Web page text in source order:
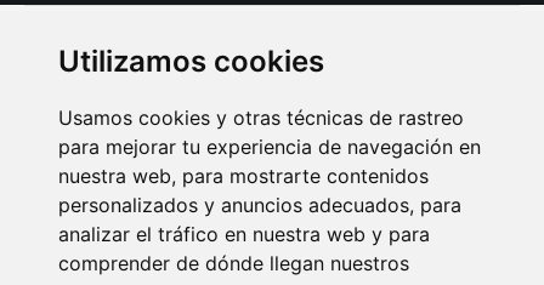
Utilizamos cookies
Usamos cookies y otras técnicas de rastreo
para mejorar tu experiencia de navegación en
nuestra web, para mostrarte contenidos
personalizados y anuncios adecuados, para
analizar el tráfico en nuestra web y para
comprender de dónde llegan nuestros
AVISO LEGAL POLITICA DE COOKIES
POLITICA DE PRIVACIDAD
PUBLICIDAD EN LA REVISTA QUÉ LEER
SORTEO-PREESTRENOS